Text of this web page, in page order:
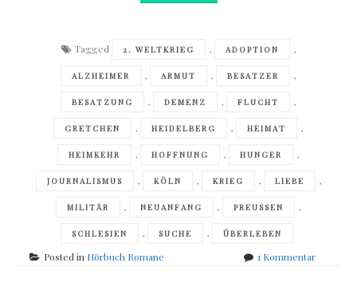
Tagged 2. WELTKRIEG , ADOPTION ,
ALZHEIMER , ARMUT , BESATZER ,
BESATZUNG , DEMENZ , FLUCHT ,
GRETCHEN , HEIDELBERG , HEIMAT ,
HEIMKEHR , HOFFNUNG , HUNGER ,
JOURNALISMUS , KÖLN , KRIEG , LIEBE ,
MILITÄR , NEUANFANG , PREUSSEN ,
SCHLESIEN , SUCHE , ÜBERLEBEN
Posted in Hörbuch Romane 1 Kommentarzu